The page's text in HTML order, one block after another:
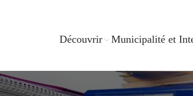
Découvrir Municipalité et